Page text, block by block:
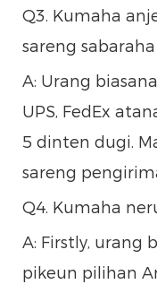
Q3. Kumaha
sareng
A: Urang
UPS, FedEx
5 dinten dugi.
sareng
Q4. Kumaha
A: Firstly, urang
pikeun pilihan